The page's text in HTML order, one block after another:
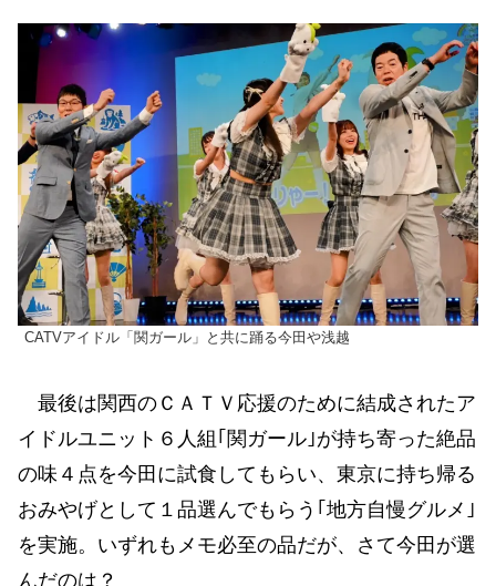
CATVアイドル「関ガール」と共に踊る今田や浅越
最後は関西のＣＡＴＶ応援のために結成されたア
イドルユニット６人組｢関ガール｣が持ち寄った絶品
の味４点を今田に試食してもらい、東京に持ち帰る
おみやげとして１品選んでもらう｢地方自慢グルメ｣
を実施。いずれもメモ必至の品だが、さて今田が選
んだのは？